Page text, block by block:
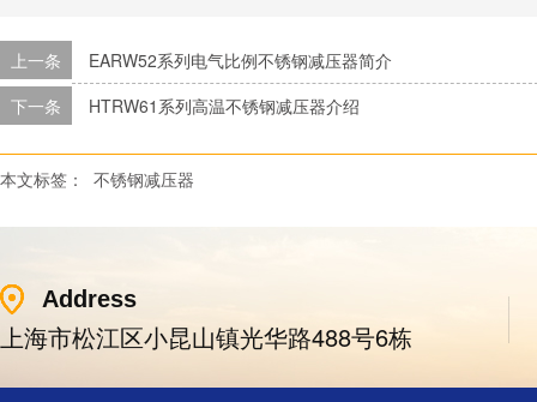
上一条
EARW52系列电气比例不锈钢减压器简介
下一条
HTRW61系列高温不锈钢减压器介绍
本文标签： 不锈钢减压器
Address
上海市松江区小昆山镇光华路488号6栋